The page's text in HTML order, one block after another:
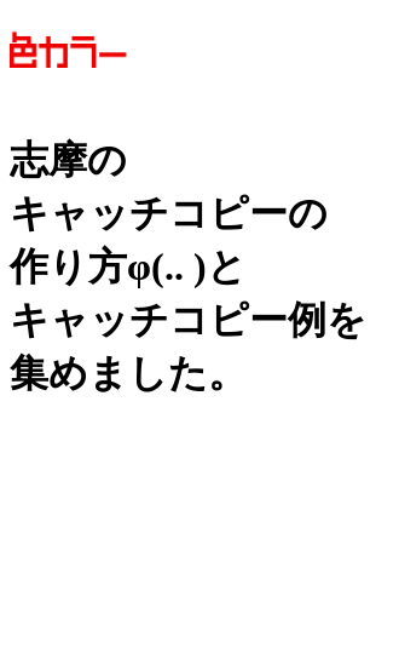
志摩の
キャッチコピーの
作り方φ(.. )と
キャッチコピー例を
集めました。